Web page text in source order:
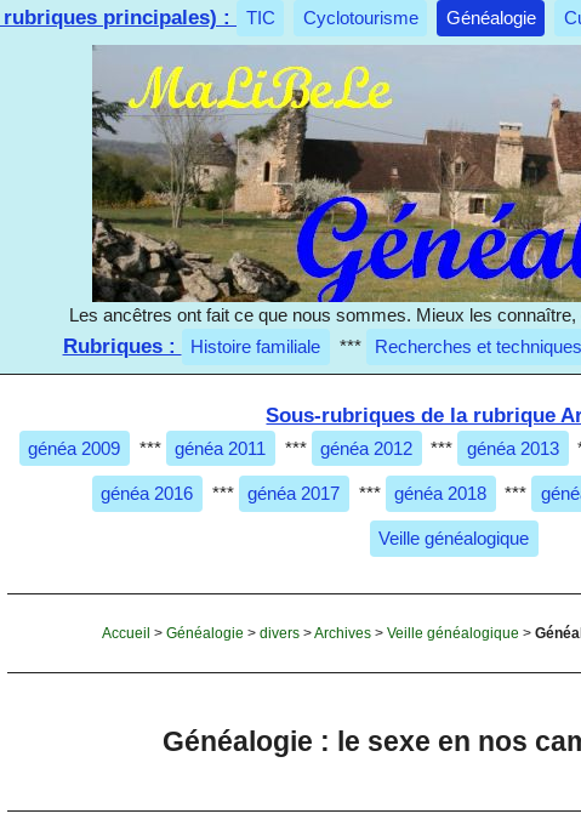
principales) : TIC Cyclotourisme Généalogie
Les ancêtres ont fait ce que nous sommes. Mieux les
Rubriques : Histoire familiale *** Recherches et techniques
Sous-rubriques de la rubrique
généa 2009 *** généa 2011 *** généa 2012 *** généa 2013
généa 2016 *** généa 2017 *** généa 2018 ***
Veille généalogique
Accueil >Généalogie >divers >Archives >Veille généalogique >
Généalogie : le sexe en nos